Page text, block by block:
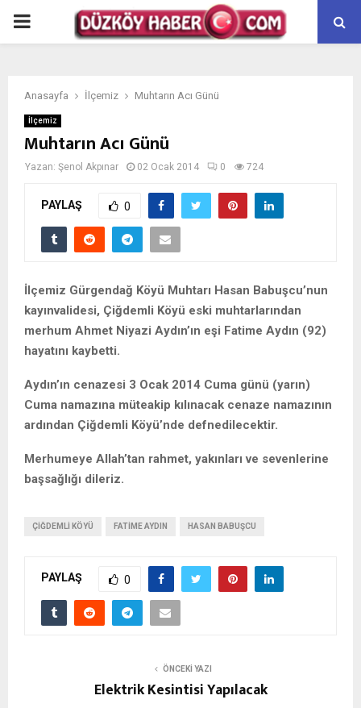
PRIMARY
Anasayfa İlçemiz Muhtarın Acı Günü
İlçemiz
Muhtarın Acı Günü
Yazan: Şenol Akpınar 02 Ocak 2014 0 724
PAYLAŞ 0
İlçemiz Gürgendağ Köyü Muhtarı Hasan Babuşcu’nun
kayınvalidesi, Çiğdemli Köyü eski muhtarlarından
merhum Ahmet Niyazi Aydın’ın eşi Fatime Aydın (92)
hayatını kaybetti.
Aydın’ın cenazesi 3 Ocak 2014 Cuma günü (yarın)
Cuma namazına müteakip kılınacak cenaze namazının
ardından Çiğdemli Köyü’nde defnedilecektir.
Merhumeye Allah’tan rahmet, yakınları ve sevenlerine
başsağlığı dileriz.
ÇIĞDEMLI KÖYÜ FATIME AYDIN HASAN BABUŞCU
PAYLAŞ 0
ÖNCEKI YAZI
Elektrik Kesintisi Yapılacak